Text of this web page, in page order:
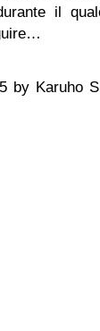
il
by Karuho